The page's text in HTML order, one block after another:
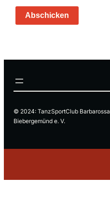
Abschicken
© 2024: TanzSportClub Barbarossa
Biebergemünd e. V.